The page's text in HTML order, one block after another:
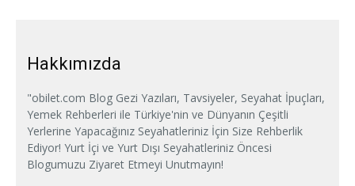
Hakkımızda
"obilet.com Blog Gezi Yazıları, Tavsiyeler, Seyahat İpuçları,
Yemek Rehberleri ile Türkiye'nin ve Dünyanın Çeşitli
Yerlerine Yapacağınız Seyahatleriniz İçin Size Rehberlik
Ediyor! Yurt İçi ve Yurt Dışı Seyahatleriniz Öncesi
Blogumuzu Ziyaret Etmeyi Unutmayın!